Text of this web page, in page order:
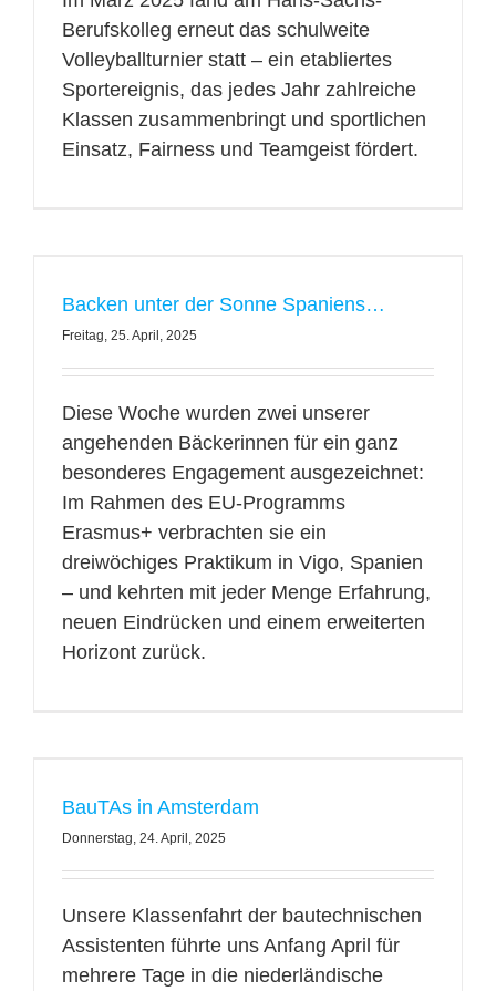
Berufskolleg erneut das schulweite
Volleyballturnier statt – ein etabliertes
Sportereignis, das jedes Jahr zahlreiche
Klassen zusammenbringt und sportlichen
Einsatz, Fairness und Teamgeist fördert.
Backen unter der Sonne Spaniens…
Freitag, 25. April, 2025
Diese Woche wurden zwei unserer
angehenden Bäckerinnen für ein ganz
besonderes Engagement ausgezeichnet:
Im Rahmen des EU-Programms
Erasmus+ verbrachten sie ein
dreiwöchiges Praktikum in Vigo, Spanien
– und kehrten mit jeder Menge Erfahrung,
neuen Eindrücken und einem erweiterten
Horizont zurück.
BauTAs in Amsterdam
Donnerstag, 24. April, 2025
Unsere Klassenfahrt der bautechnischen
Assistenten führte uns Anfang April für
mehrere Tage in die niederländische